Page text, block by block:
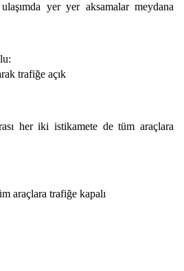
yer yer aksamalar meydana
trafiğe açık
her iki istikamete de tüm araçlara
araçlara trafiğe kapalı